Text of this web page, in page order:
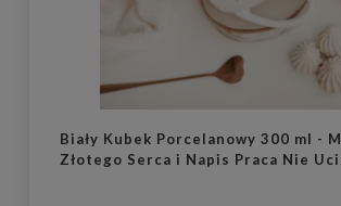
Biały Kubek Porcelanowy 300 ml -
Złotego Serca i Napis Praca Nie